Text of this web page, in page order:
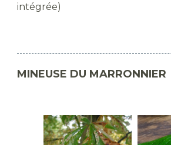
intégrée)
MINEUSE DU MARRONNIER